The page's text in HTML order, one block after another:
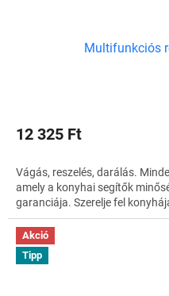
Multifunkciós
12 325 Ft
Vágás, reszelés, darálás.
amely a konyhai segítők
garanciája. Szerelje fel
Akció
Tipp